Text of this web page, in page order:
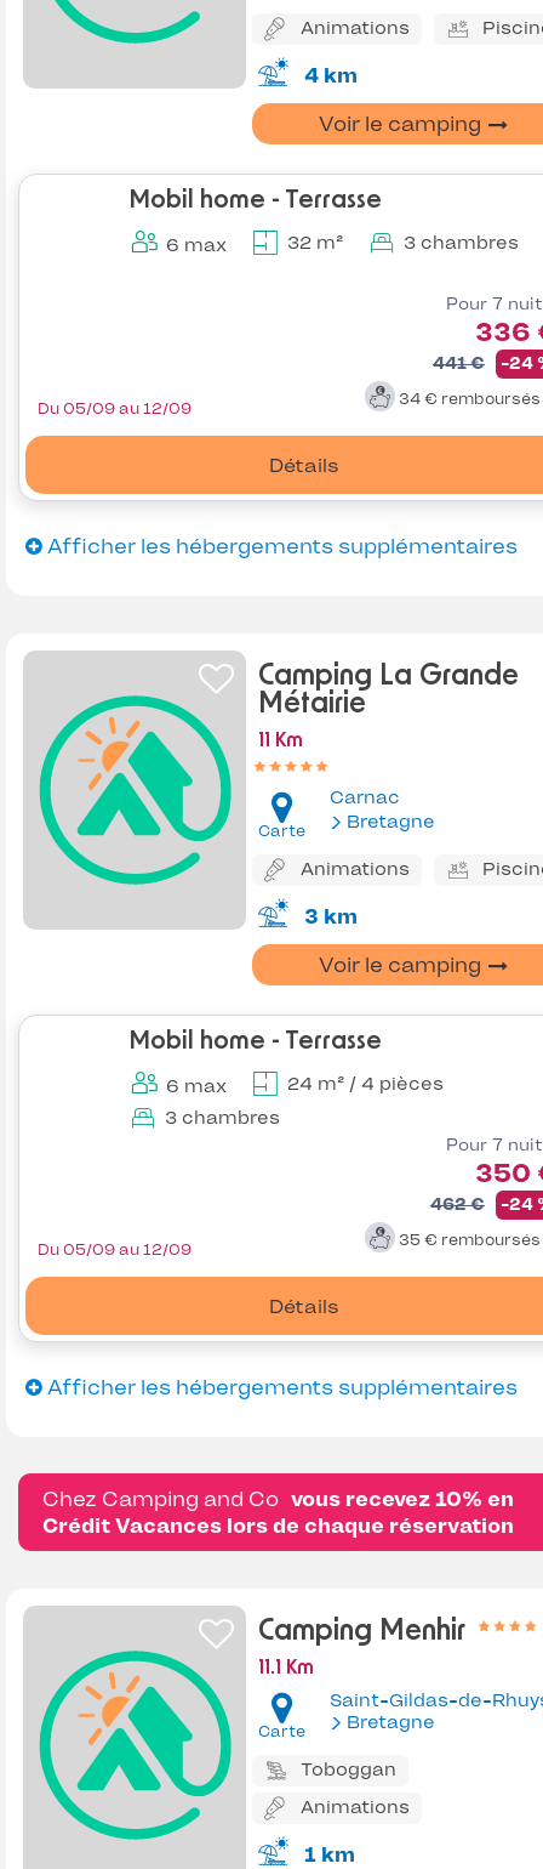
Animations
4 km
Voir le camping
Mobil home - Terrasse
6 max 32 m² 3 chambres
Pour 7
336
441 € -24
34 € remboursés
Détails
Du 05/09 au 12/09
Afficher les hébergements supplémentaires
Camping La Grande
Métairie
11 Km
Carte
Carnac
Bretagne
Animations
3 km
Voir le camping
Mobil home - Terrasse
6 max
24 m² / 4 pièces
3 chambres
Pour 7
350
462 € -24
35 € remboursés
Détails
Du 05/09 au 12/09
Afficher les hébergements supplémentaires
Chez Camping and Co vous recevez 10% en
Crédit Vacances lors de chaque réservation
Camping Menhir
11.1 Km
Carte
Saint-Gildas-de-
Bretagne
Toboggan
Animations
1 km